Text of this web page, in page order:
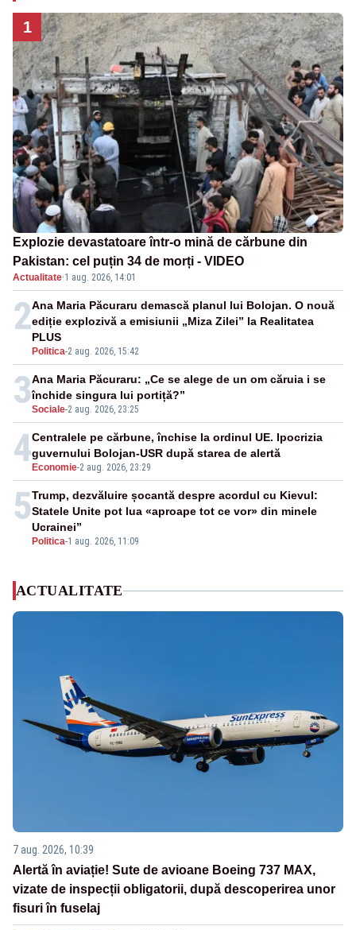
1
Explozie devastatoare într-o mină de cărbune din
Pakistan: cel puțin 34 de morți - VIDEO
Actualitate·1 aug. 2026, 14:01
2
Politica-2 aug. 2026, 15:42
Ana Maria Păcuraru demască planul lui Bolojan. O nouă
ediție explozivă a emisiunii „Miza Zilei” la Realitatea
PLUS
3Sociale-2 aug. 2026, 23:25
Ana Maria Păcuraru: „Ce se alege de un om căruia i se
închide singura lui portiță?”
4 Economie-2 aug. 2026, 23:29
Centralele pe cărbune, închise la ordinul UE. Ipocrizia
guvernului Bolojan-USR după starea de alertă
5
Politica-1 aug. 2026, 11:09
Trump, dezvăluire șocantă despre acordul cu Kievul:
Statele Unite pot lua «aproape tot ce vor» din minele
Ucrainei”
ACTUALITATE
7 aug. 2026, 10:39
Alertă în aviație! Sute de avioane Boeing 737 MAX,
vizate de inspecții obligatorii, după descoperirea unor
fisuri în fuselaj